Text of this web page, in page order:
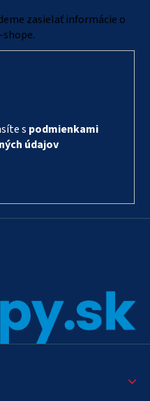
zasielať informácie o
s podmienkami
údajov